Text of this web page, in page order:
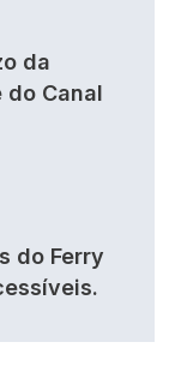
da
do Canal
do Ferry